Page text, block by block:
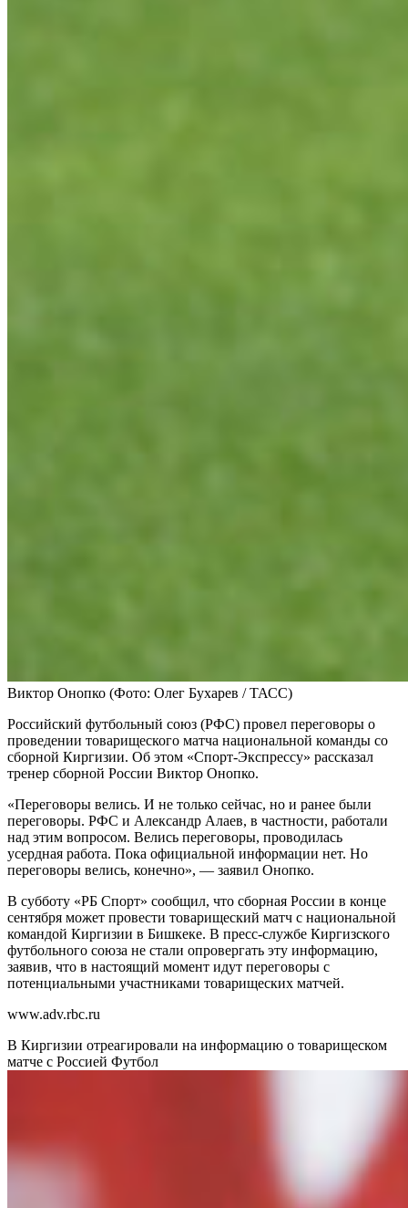
Виктор Онопко (Фото: Олег Бухарев / ТАСС)
Российский футбольный союз (РФС) провел переговоры о
проведении товарищеского матча национальной команды со
сборной Киргизии. Об этом «Спорт-Экспрессу» рассказал
тренер сборной России Виктор Онопко.
«Переговоры велись. И не только сейчас, но и ранее были
переговоры. РФС и Александр Алаев, в частности, работали
над этим вопросом. Велись переговоры, проводилась
усердная работа. Пока официальной информации нет. Но
переговоры велись, конечно», — заявил Онопко.
В субботу «РБ Спорт» сообщил, что сборная России в конце
сентября может провести товарищеский матч с национальной
командой Киргизии в Бишкеке. В пресс-службе Киргизского
футбольного союза не стали опровергать эту информацию,
заявив, что в настоящий момент идут переговоры с
потенциальными участниками товарищеских матчей.
www.adv.rbc.ru
В Киргизии отреагировали на информацию о товарищеском
матче с Россией Футбол